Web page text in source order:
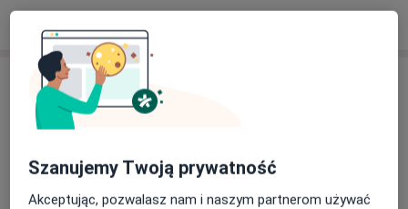
W jaki sposób ustalane są ceny?
Adres
Niepubliczny Zakład Położniczo-
ul. Ks. Henryka Jośki 60,44-217Rybnik
Szanujemy Twoją prywatność
Akceptując, pozwalasz nam i naszym partnerom używać